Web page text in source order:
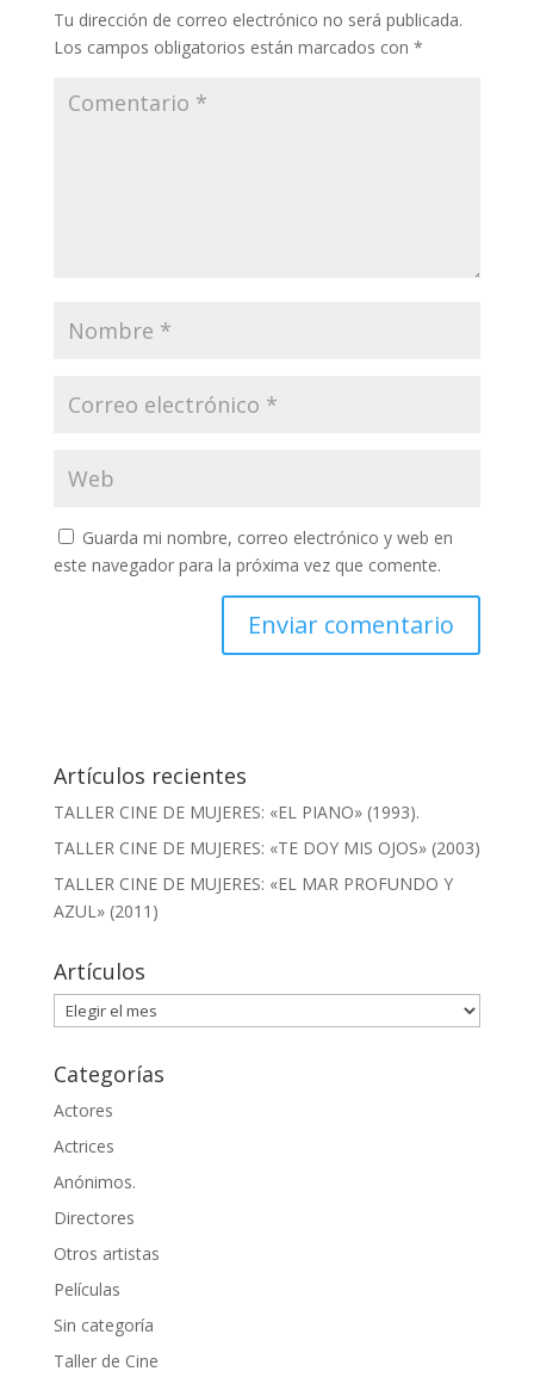
Tu dirección de correo electrónico no será publicada.
Los campos obligatorios están marcados con *
Guarda mi nombre, correo electrónico y web en
este navegador para la próxima vez que comente.
Artículos recientes
TALLER CINE DE MUJERES: «EL PIANO» (1993).
TALLER CINE DE MUJERES: «TE DOY MIS OJOS» (2003)
TALLER CINE DE MUJERES: «EL MAR PROFUNDO Y
AZUL» (2011)
Artículos
Artículos
Categorías
Actores
Actrices
Anónimos.
Directores
Otros artistas
Películas
Sin categoría
Taller de Cine